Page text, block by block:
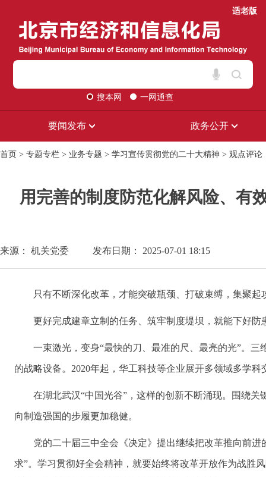
适老版
搜本网 一网通查
要闻发布 政务公开
首页 > 专题专栏 > 业务专题 > 学习宣传贯彻党的二十大精神 > 观点评论
用完善的制度防范化解风险、
来源： 机关党委 发布日期： 2025-07-01 18:15
只有不断深化改革，才能突破瓶颈、打破束缚，集聚
更好完成建章立制的任务、筑牢制度堤坝，就能下好
一束激光，变身“最快的刀、最准的尺、最亮的光”。
的战略设备。2020年起，华工科技等企业展开多领域多学
在湖北武汉“中国光谷”，这样的创新不断涌现。围绕
向制造强国的步履更加稳健。
党的二十届三中全会《决定》提出继续把改革推向前
求”。学习贯彻好全会精神，就要始终将改革开放作为战胜